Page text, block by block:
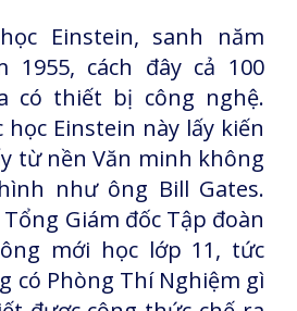
Einstein, sanh năm
1955, cách đây cả 100
có thiết bị công nghệ.
học Einstein này lấy kiến
từ nền Văn minh không
như ông Bill Gates.
Giám đốc Tập đoàn
mới học lớp 11, tức
có Phòng Thí Nghiệm gì